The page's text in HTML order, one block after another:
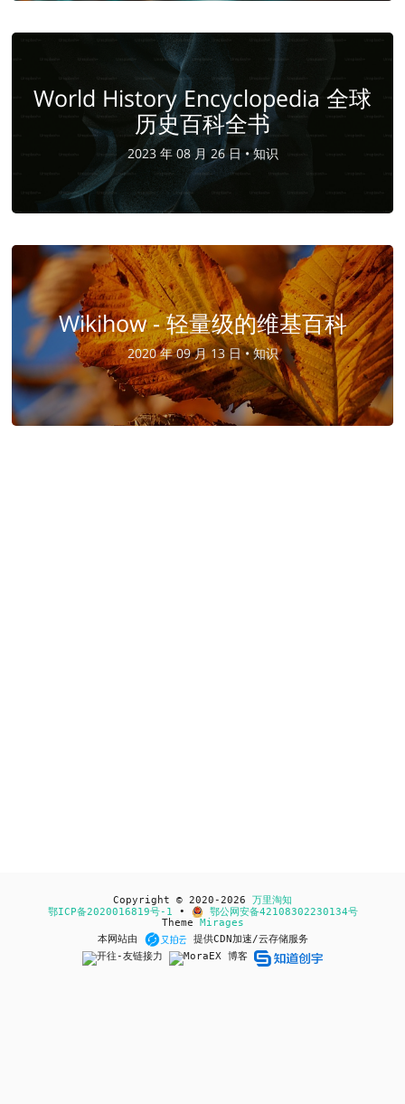
World History Encyclopedia 全球
历史百科全书
2023 年 08 月 26 日 •知识
Wikihow - 轻量级的维基百科
2020 年 09 月 13 日 •知识
Copyright © 2020-2026 万里淘知
鄂ICP备2020016819号-1 •
鄂公网安备42108302230134号
Theme Mirages
本网站由
提供CDN加速/云存储服务